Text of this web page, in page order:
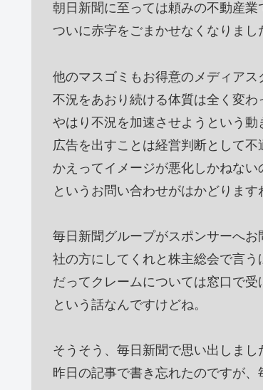
朝日新聞に至っては頼みの不動産業
ついに赤字をごまかせなくなりまし
他のマスゴミもお得意のメディアス
不況をあおり続ける体質は全く変わ
やはり不況を加速させようという
広告を出すことは経営判断として不
かえってイメージが悪化しかねない
というお問い合わせがはかどります
毎日新聞グループがスポンサーへ
社の方にしてくれと株主総会で言う
だってクレームについては窓口で受
という話なんですけどね。
そうそう、毎日新聞で思い出しまし
昨日の記事で書き忘れたのですが